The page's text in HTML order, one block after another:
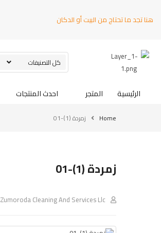
هنا تجد ما تحتاج من البيت أو الدكان
الرئيسية المتجر احدث المنتجات
Home زمردة (1)-01
زمردة (1)-01
Zumoroda Cleaning And Services Llc